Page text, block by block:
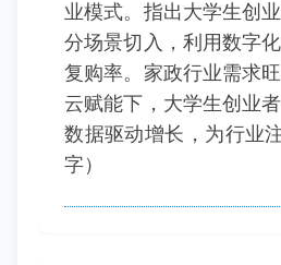
业模式。指出大学生创
分场景切入，利用数字
复购率。家政行业需求
云赋能下，大学生创业
数据驱动增长，为行业
字）